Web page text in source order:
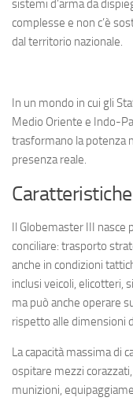
sistemi d’arma da
complesse e non c’è
dal territorio nazionale.
In un mondo in cui gli
Medio Oriente e Indo-
trasformano la potenza
presenza reale.
Il Globemaster III nasce
conciliare: trasporto
anche in condizioni
inclusi veicoli, elicotteri,
ma può anche operare
rispetto alle dimensioni
La capacità massima di
ospitare mezzi
munizioni,